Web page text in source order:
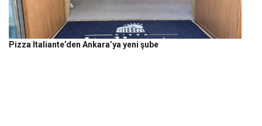
Pizza Italiante’den Ankara’ya yeni şube